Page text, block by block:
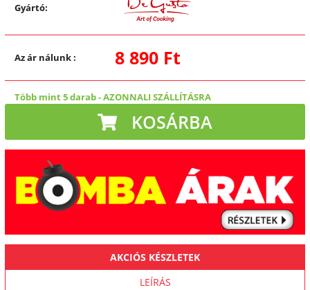
Gyártó:
Az ár nálunk: 8 890 Ft
Több mint 5 darab-AZONNALI SZÁLLÍTÁSRA
KOSÁRBA
AKCIÓS KÉSZLETEK
LEÍRÁS